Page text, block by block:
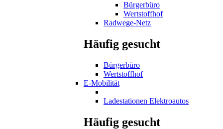
Bürgerbüro
Wertstoffhof
Radwege-Netz
Häufig gesucht
Bürgerbüro
Wertstoffhof
E-Mobilität
Ladestationen Elektroautos
Häufig gesucht